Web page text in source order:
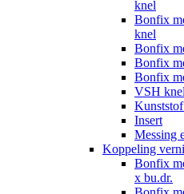
knel
Bonfix
knel
Bonfix
Bonfix
Bonfix
VSH
Insert
Messing
Koppeling
Bonfix
x bu.dr.